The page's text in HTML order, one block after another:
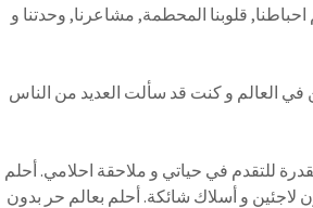
قلوبنا المحطمة, مشاعرنا, وحدتنا و
في العالم و كنت قد سألت العديد من الناس
للتقدم في حياتي و ملاحقة احلامي. أحلم
و أسلاك شائكة. أحلم بعالم حر بدون